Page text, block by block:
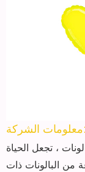
معلومات الشركة:
، تجعل الحياة
من البالونات ذات